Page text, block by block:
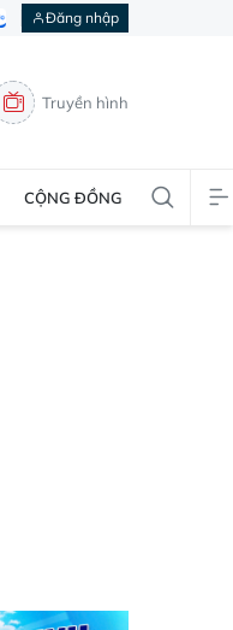
Đăng nhập
Truyền hình
CỘNG ĐỒNG